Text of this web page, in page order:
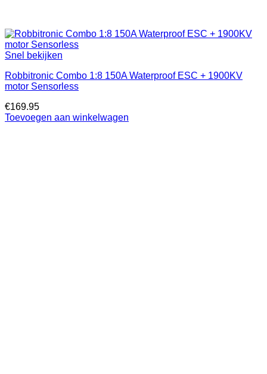
Snel bekijken
Robbitronic Combo 1:8 150A Waterproof ESC + 1900KV
motor Sensorless
€169.95
Toevoegen aan winkelwagen